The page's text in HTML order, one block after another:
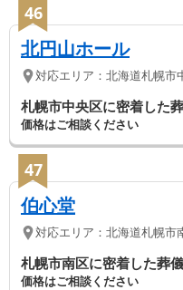
46
北円山ホール
対応エリア： 北海道札幌市
札幌市中央区に密着した
価格はご相談ください
47
伯心堂
対応エリア： 北海道札幌市
札幌市南区に密着した葬
価格はご相談ください